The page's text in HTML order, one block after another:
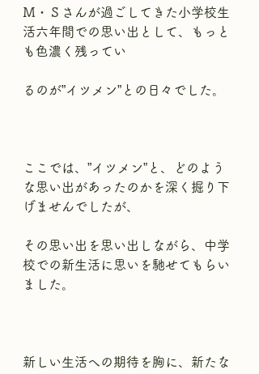
Ｍ・Ｓさんが過ごしてきた小学校生
活六年間での思い出として、もっと
も色濃く残ってい
るのが”イツメン”との日々でした。
ここでは、”イツメン”と、どのよう
な思い出があったのかを深く掘り下
げませんでしたが、
その思い出を思い出しながら、中学
校での新生活に思いを馳せてもらい
ました。
新しい生活への期待を胸に、新たな